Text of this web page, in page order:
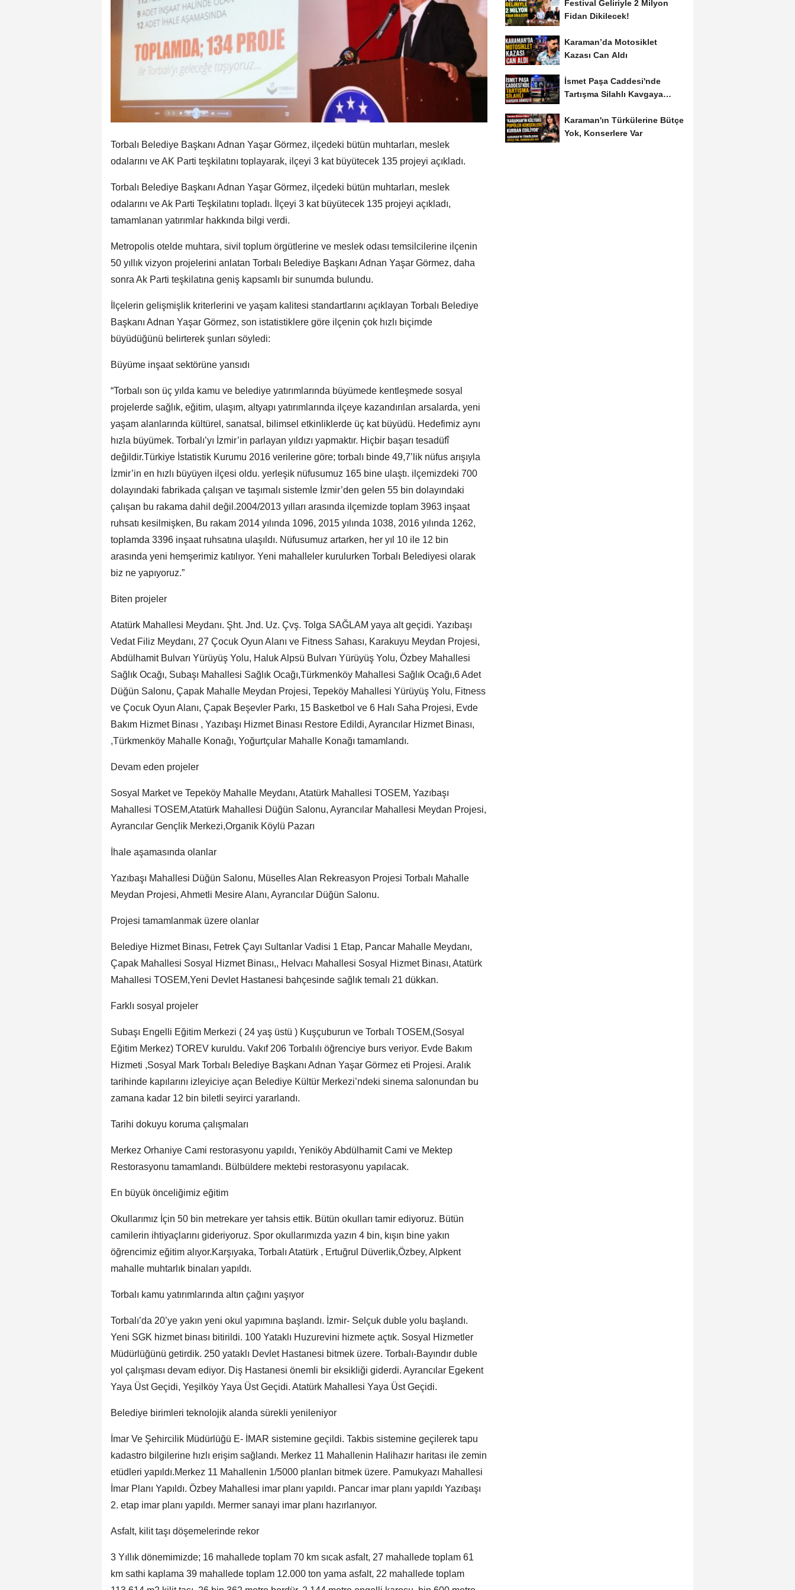
Torbalı Belediye Başkanı Adnan Yaşar Görmez, ilçedeki bütün muhtarları, meslek
odalarını ve AK Parti teşkilatını toplayarak, ilçeyi 3 kat büyütecek 135 projeyi açıkladı.
Torbalı Belediye Başkanı Adnan Yaşar Görmez, ilçedeki bütün muhtarları, meslek
odalarını ve Ak Parti Teşkilatını topladı. İlçeyi 3 kat büyütecek 135 projeyi açıkladı,
tamamlanan yatırımlar hakkında bilgi verdi.
Metropolis otelde muhtara, sivil toplum örgütlerine ve meslek odası temsilcilerine ilçenin
50 yıllık vizyon projelerini anlatan Torbalı Belediye Başkanı Adnan Yaşar Görmez, daha
sonra Ak Parti teşkilatına geniş kapsamlı bir sunumda bulundu.
İlçelerin gelişmişlik kriterlerini ve yaşam kalitesi standartlarını açıklayan Torbalı Belediye
Başkanı Adnan Yaşar Görmez, son istatistiklere göre ilçenin çok hızlı biçimde
büyüdüğünü belirterek şunları söyledi:
Büyüme inşaat sektörüne yansıdı
“Torbalı son üç yılda kamu ve belediye yatırımlarında büyümede kentleşmede sosyal
projelerde sağlık, eğitim, ulaşım, altyapı yatırımlarında ilçeye kazandırılan arsalarda, yeni
yaşam alanlarında kültürel, sanatsal, bilimsel etkinliklerde üç kat büyüdü. Hedefimiz aynı
hızla büyümek. Torbalı’yı İzmir’in parlayan yıldızı yapmaktır. Hiçbir başarı tesadüfî
değildir.Türkiye İstatistik Kurumu 2016 verilerine göre; torbalı binde 49,7’lik nüfus arışıyla
İzmir’in en hızlı büyüyen ilçesi oldu. yerleşik nüfusumuz 165 bine ulaştı. ilçemizdeki 700
dolayındaki fabrikada çalışan ve taşımalı sistemle İzmir’den gelen 55 bin dolayındaki
çalışan bu rakama dahil değil.2004/2013 yılları arasında ilçemizde toplam 3963 inşaat
ruhsatı kesilmişken, Bu rakam 2014 yılında 1096, 2015 yılında 1038, 2016 yılında 1262,
toplamda 3396 inşaat ruhsatına ulaşıldı. Nüfusumuz artarken, her yıl 10 ile 12 bin
arasında yeni hemşerimiz katılıyor. Yeni mahalleler kurulurken Torbalı Belediyesi olarak
biz ne yapıyoruz.”
Biten projeler
Atatürk Mahallesi Meydanı. Şht. Jnd. Uz. Çvş. Tolga SAĞLAM yaya alt geçidi. Yazıbaşı
Vedat Filiz Meydanı, 27 Çocuk Oyun Alanı ve Fitness Sahası, Karakuyu Meydan Projesi,
Abdülhamit Bulvarı Yürüyüş Yolu, Haluk Alpsü Bulvarı Yürüyüş Yolu, Özbey Mahallesi
Sağlık Ocağı, Subaşı Mahallesi Sağlık Ocağı,Türkmenköy Mahallesi Sağlık Ocağı,6 Adet
Düğün Salonu, Çapak Mahalle Meydan Projesi, Tepeköy Mahallesi Yürüyüş Yolu, Fitness
ve Çocuk Oyun Alanı, Çapak Beşevler Parkı, 15 Basketbol ve 6 Halı Saha Projesi, Evde
Bakım Hizmet Binası , Yazıbaşı Hizmet Binası Restore Edildi, Ayrancılar Hizmet Binası,
,Türkmenköy Mahalle Konağı, Yoğurtçular Mahalle Konağı tamamlandı.
Devam eden projeler
Sosyal Market ve Tepeköy Mahalle Meydanı, Atatürk Mahallesi TOSEM, Yazıbaşı
Mahallesi TOSEM,Atatürk Mahallesi Düğün Salonu, Ayrancılar Mahallesi Meydan Projesi,
Ayrancılar Gençlik Merkezi,Organik Köylü Pazarı
İhale aşamasında olanlar
Yazıbaşı Mahallesi Düğün Salonu, Müselles Alan Rekreasyon Projesi Torbalı Mahalle
Meydan Projesi, Ahmetli Mesire Alanı, Ayrancılar Düğün Salonu.
Projesi tamamlanmak üzere olanlar
Belediye Hizmet Binası, Fetrek Çayı Sultanlar Vadisi 1 Etap, Pancar Mahalle Meydanı,
Çapak Mahallesi Sosyal Hizmet Binası,, Helvacı Mahallesi Sosyal Hizmet Binası, Atatürk
Mahallesi TOSEM,Yeni Devlet Hastanesi bahçesinde sağlık temalı 21 dükkan.
Farklı sosyal projeler
Subaşı Engelli Eğitim Merkezi ( 24 yaş üstü ) Kuşçuburun ve Torbalı TOSEM,(Sosyal
Eğitim Merkez) TOREV kuruldu. Vakıf 206 Torbalılı öğrenciye burs veriyor. Evde Bakım
Hizmeti ,Sosyal Mark Torbalı Belediye Başkanı Adnan Yaşar Görmez eti Projesi. Aralık
tarihinde kapılarını izleyiciye açan Belediye Kültür Merkezi’ndeki sinema salonundan bu
zamana kadar 12 bin biletli seyirci yararlandı.
Tarihi dokuyu koruma çalışmaları
Merkez Orhaniye Cami restorasyonu yapıldı, Yeniköy Abdülhamit Cami ve Mektep
Restorasyonu tamamlandı. Bülbüldere mektebi restorasyonu yapılacak.
En büyük önceliğimiz eğitim
Okullarımız İçin 50 bin metrekare yer tahsis ettik. Bütün okulları tamir ediyoruz. Bütün
camilerin ihtiyaçlarını gideriyoruz. Spor okullarımızda yazın 4 bin, kışın bine yakın
öğrencimiz eğitim alıyor.Karşıyaka, Torbalı Atatürk , Ertuğrul Düverlik,Özbey, Alpkent
mahalle muhtarlık binaları yapıldı.
Torbalı kamu yatırımlarında altın çağını yaşıyor
Torbalı’da 20’ye yakın yeni okul yapımına başlandı. İzmir- Selçuk duble yolu başlandı.
Yeni SGK hizmet binası bitirildi. 100 Yataklı Huzurevini hizmete açtık. Sosyal Hizmetler
Müdürlüğünü getirdik. 250 yataklı Devlet Hastanesi bitmek üzere. Torbalı-Bayındır duble
yol çalışması devam ediyor. Diş Hastanesi önemli bir eksikliği giderdi. Ayrancılar Egekent
Yaya Üst Geçidi, Yeşilköy Yaya Üst Geçidi. Atatürk Mahallesi Yaya Üst Geçidi.
Belediye birimleri teknolojik alanda sürekli yenileniyor
İmar Ve Şehircilik Müdürlüğü E- İMAR sistemine geçildi. Takbis sistemine geçilerek tapu
kadastro bilgilerine hızlı erişim sağlandı. Merkez 11 Mahallenin Halihazır haritası ile zemin
etüdleri yapıldı.Merkez 11 Mahallenin 1/5000 planları bitmek üzere. Pamukyazı Mahallesi
İmar Planı Yapıldı. Özbey Mahallesi imar planı yapıldı. Pancar imar planı yapıldı Yazıbaşı
2. etap imar planı yapıldı. Mermer sanayi imar planı hazırlanıyor.
Asfalt, kilit taşı döşemelerinde rekor
3 Yıllık dönemimizde; 16 mahallede toplam 70 km sıcak asfalt, 27 mahallede toplam 61
km sathi kaplama 39 mahallede toplam 12.000 ton yama asfalt, 22 mahallede toplam
Festival Geliriyle 2 Milyon
Fidan Dikilecek!
Karaman’da Motosiklet
Kazası Can Aldı
İsmet Paşa Caddesi'nde
Tartışma Silahlı Kavgaya
Karaman'ın Türkülerine Bütçe
Yok, Konserlere Var